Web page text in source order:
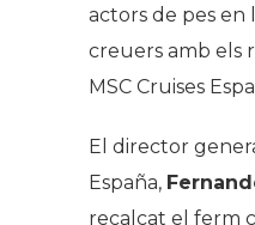
actors de pes en
creuers amb els
MSC Cruises
El director
España,
recalcat el ferm